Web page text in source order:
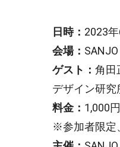
日時： 2023
会場：
ゲスト： 角田
デザイン研究
料金： 1,000円
※参加者限定